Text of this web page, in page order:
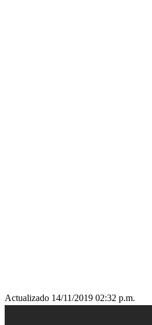
Actualizado 14/11/2019 02:32 p.m.